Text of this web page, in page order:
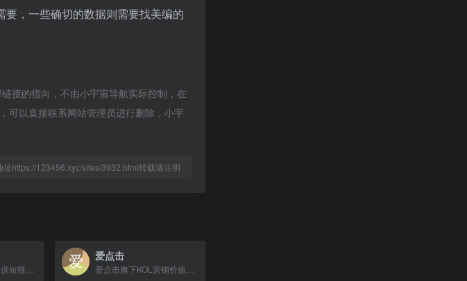
，一些确切的数据则需要找美编的
接的指向，不由小宇宙导航实际控制，在
可以直接联系网站管理员进行删除，小宇
址https://123456.xyz/sites/3932.html转载请注明
爱点击